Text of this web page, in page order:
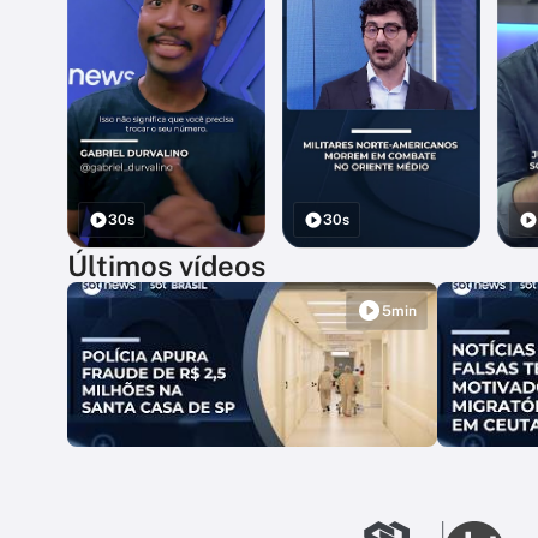
30s 30s
Últimos vídeos
5min